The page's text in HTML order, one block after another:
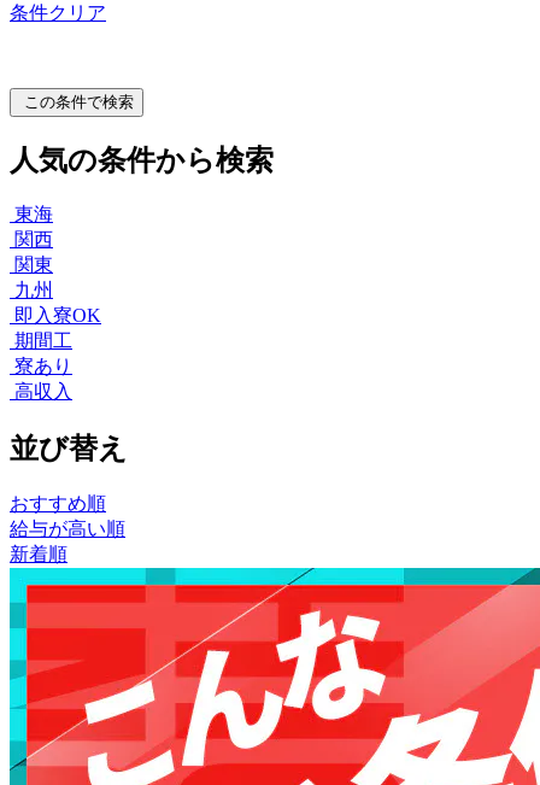
条件クリア
この条件で検索
人気の条件から検索
東海
関西
関東
九州
即入寮OK
期間工
寮あり
高収入
並び替え
おすすめ順
給与が高い順
新着順